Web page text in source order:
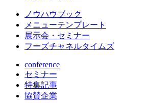
ノウハウブック
メニューテンプレート
展示会・セミナー
フーズチャネルタイムズ
conference
セミナー
特集記事
協賛企業